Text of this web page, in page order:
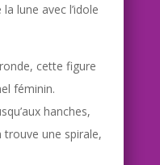
lune avec l’idole
ronde, cette figure
féminin.
hanches,
trouve une spirale,